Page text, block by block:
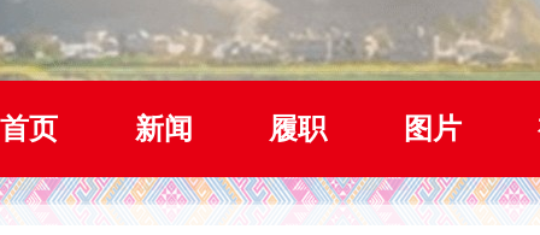
首页 新闻 履职 图片